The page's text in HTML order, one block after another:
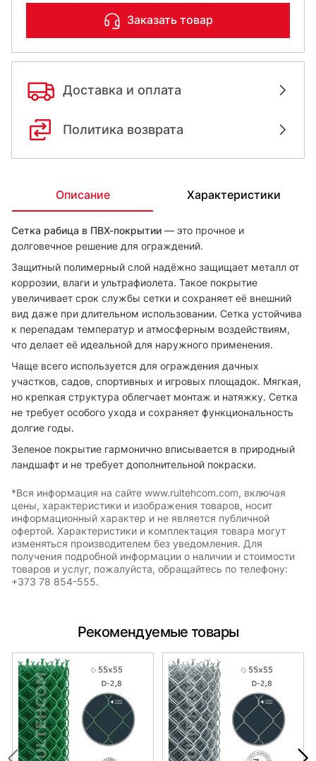
Заказать товар
Доставка и оплата
Политика возврата
Описание Характеристики
Сетка рабица в ПВХ-покрытии — это прочное и
долговечное решение для ограждений.
Защитный полимерный слой надёжно защищает металл от
коррозии, влаги и ультрафиолета. Такое покрытие
увеличивает срок службы сетки и сохраняет её внешний
вид даже при длительном использовании. Сетка устойчива
к перепадам температур и атмосферным воздействиям,
что делает её идеальной для наружного применения.
Чаще всего используется для ограждения дачных
участков, садов, спортивных и игровых площадок. Мягкая,
но крепкая структура облегчает монтаж и натяжку. Сетка
не требует особого ухода и сохраняет функциональность
долгие годы.
Зеленое покрытие гармонично вписывается в природный
ландшафт и не требует дополнительной покраски.
*Вся информация на сайте www.rultehcom.com, включая
цены, характеристики и изображения товаров, носит
информационный характер и не является публичной
офертой. Характеристики и комплектация товара могут
изменяться производителем без уведомления. Для
получения подробной информации о наличии и стоимости
товаров и услуг, пожалуйста, обращайтесь по телефону:
+373 78 854-555.
Рекомендуемые товары